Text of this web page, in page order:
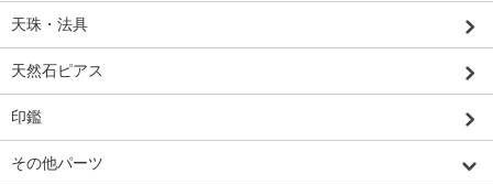
天珠・法具
天然石ピアス
印鑑
その他パーツ